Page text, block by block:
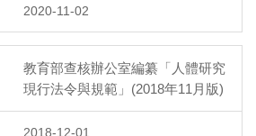
2020-11-02
教育部查核辦公室編纂「人體研究
現行法令與規範」(2018年11月版)
2018-12-01